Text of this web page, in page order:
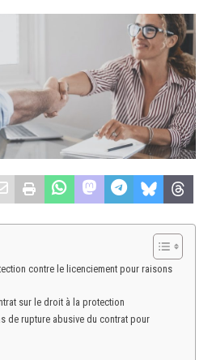
contre le licenciement pour raisons
sur le droit à la protection
de rupture abusive du contrat pour